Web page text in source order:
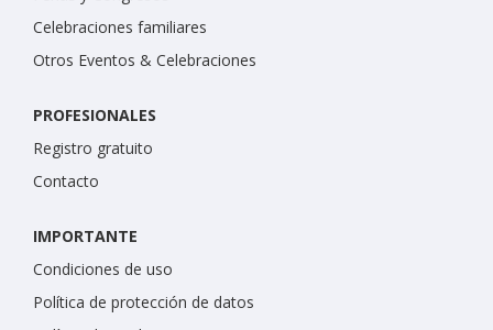
Celebraciones familiares
Otros Eventos & Celebraciones
PROFESIONALES
Registro gratuito
Contacto
IMPORTANTE
Condiciones de uso
Política de protección de datos